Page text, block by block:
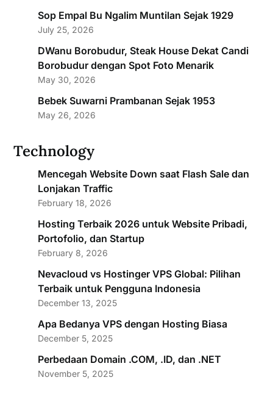
Sop Empal Bu Ngalim Muntilan Sejak 1929
July 25, 2026
DWanu Borobudur, Steak House Dekat Candi
Borobudur dengan Spot Foto Menarik
May 30, 2026
Bebek Suwarni Prambanan Sejak 1953
May 26, 2026
Technology
Mencegah Website Down saat Flash Sale dan
Lonjakan Traffic
February 18, 2026
Hosting Terbaik 2026 untuk Website Pribadi,
Portofolio, dan Startup
February 8, 2026
Nevacloud vs Hostinger VPS Global: Pilihan
Terbaik untuk Pengguna Indonesia
December 13, 2025
Apa Bedanya VPS dengan Hosting Biasa
December 5, 2025
Perbedaan Domain .COM, .ID, dan .NET
November 5, 2025